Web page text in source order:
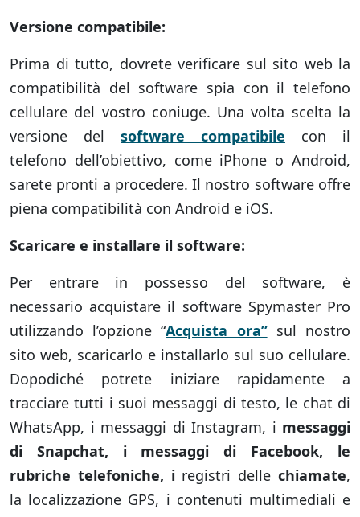
Versione compatibile:
Prima di tutto, dovrete verificare sul sito web la
compatibilità del software spia con il telefono
cellulare del vostro coniuge. Una volta scelta la
versione del software compatibile con il
telefono dell’obiettivo, come iPhone o Android,
sarete pronti a procedere. Il nostro software offre
piena compatibilità con Android e iOS.
Scaricare e installare il software:
Per entrare in possesso del software, è
necessario acquistare il software Spymaster Pro
utilizzando l’opzione “Acquista ora”sul nostro
sito web, scaricarlo e installarlo sul suo cellulare.
Dopodiché potrete iniziare rapidamente a
tracciare tutti i suoi messaggi di testo, le chat di
WhatsApp, i messaggi di Instagram, i messaggi
di Snapchat, i messaggi di Facebook, le
rubriche telefoniche, i registri dellechiamate,
la localizzazione GPS, i contenuti multimediali e